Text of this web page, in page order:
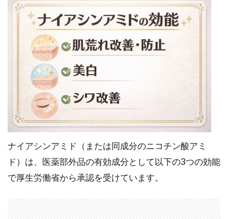
ナイアシンアミド（または同成分のニコチン酸アミ
ド）は、医薬部外品の有効成分として以下の3つの効能
で厚生労働省から承認を受けています。